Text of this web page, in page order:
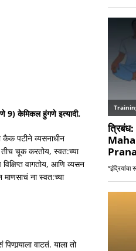
9) केमिकल हुंगणे इत्यादी.
कैक पटीने व्यसनाधीन
चूक करतोय, स्वत:च्या
वागतोय, आणि व्यसन
ना स्वत:च्या
वाटतं. याला तो